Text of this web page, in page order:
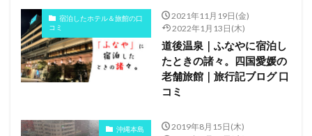
宿泊したホテル＆旅館の口
コミ
2021年11月19日(金)
2022年1月13日(木)
道後温泉｜ふなやに宿泊し
たときの諸々。四国愛媛の
老舗旅館｜旅行記ブログ 口
コミ
沖縄本島
2019年8月15日(木)